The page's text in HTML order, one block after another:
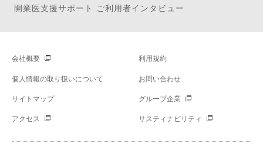
開業医支援サポート ご利用者インタビュー
会社概要 利用規約
個人情報の取り扱いについて お問い合わせ
サイトマップ グループ企業
アクセス サスティナビリティ